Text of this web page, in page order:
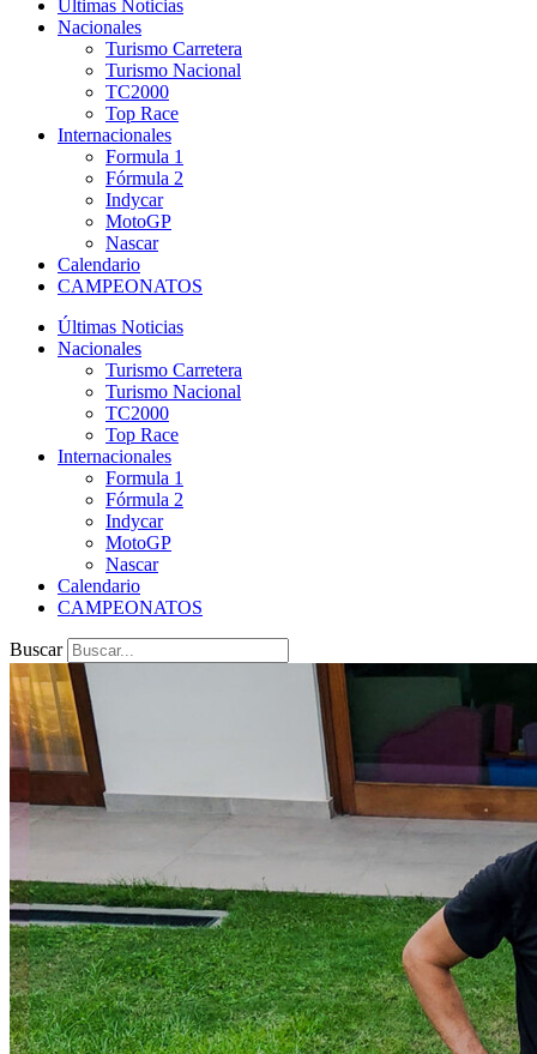
Últimas Noticias
Nacionales
Turismo Carretera
Turismo Nacional
TC2000
Top Race
Internacionales
Formula 1
Fórmula 2
Indycar
MotoGP
Nascar
Calendario
CAMPEONATOS
Últimas Noticias
Nacionales
Turismo Carretera
Turismo Nacional
TC2000
Top Race
Internacionales
Formula 1
Fórmula 2
Indycar
MotoGP
Nascar
Calendario
CAMPEONATOS
Buscar